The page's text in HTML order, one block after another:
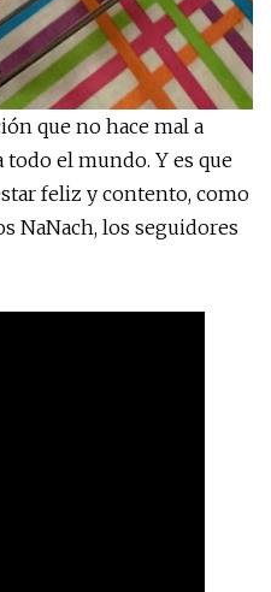
que no hace mal a
todo el mundo. Y es que
feliz y contento, como
NaNach, los seguidores